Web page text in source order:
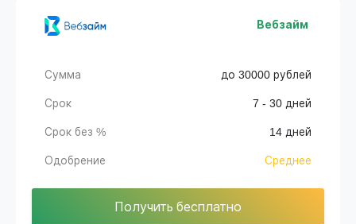
Вебзайм
Сумма до 30000 рублей
Срок 7 - 30 дней
Срок без % 14 дней
Одобрение Среднее
Получить бесплатно